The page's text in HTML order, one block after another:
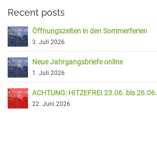
Recent posts
Öffnungszeiten in den Sommerferien
3. Juli 2026
Neue Jahrgangsbriefe online
1. Juli 2026
ACHTUNG: HITZEFREI 23.06. bis
22. Juni 2026